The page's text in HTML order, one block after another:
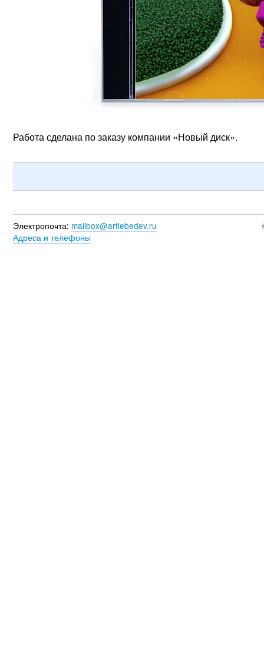
Работа сделана по заказу компании «Новый диск».
Электропочта: mailbox@artlebedev.ru
Адреса и телефоны